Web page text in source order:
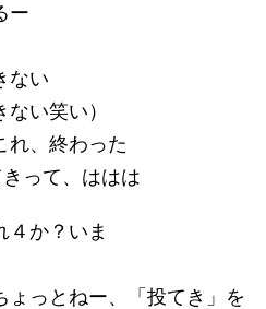
ー
ない
い笑い）
れ、終わった
って、ははは
４か？いま
っとねー、「投てき」を